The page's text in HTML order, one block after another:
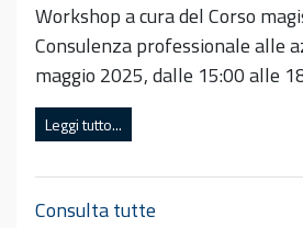
Workshop a cura del Corso
Consulenza professionale alle
maggio 2025, dalle 15:00 alle
Leggi tutto...
Consulta tutte